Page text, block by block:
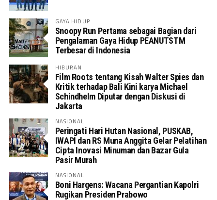
GAYA HIDUP
Snoopy Run Pertama sebagai Bagian dari
Pengalaman Gaya Hidup PEANUTSTM
Terbesar di Indonesia
HIBURAN
Film Roots tentang Kisah Walter Spies dan
Kritik terhadap Bali Kini karya Michael
Schindhelm Diputar dengan Diskusi di
Jakarta
NASIONAL
Peringati Hari Hutan Nasional, PUSKAB,
IWAPI dan RS Muna Anggita Gelar Pelatihan
Cipta Inovasi Minuman dan Bazar Gula
Pasir Murah
NASIONAL
Boni Hargens: Wacana Pergantian Kapolri
Rugikan Presiden Prabowo